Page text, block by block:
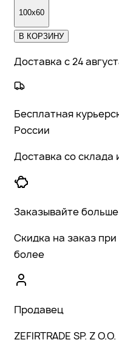
100x60
В КОРЗИНУ
Доставка с 24
Бесплатная
России
Доставка со склада
Заказывайте
Скидка на заказ
более
Продавец
ZEFIRTRADE SP. Z O.O.